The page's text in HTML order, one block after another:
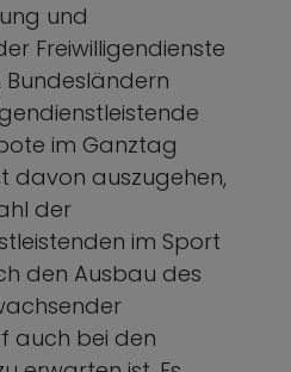
und
Freiwilligendienste
im Ganztag
davon auszugehen,
der
im Sport
den Ausbau des
auch bei den